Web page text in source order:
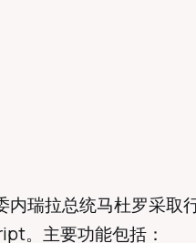
瑞拉总统马杜罗采取
。主要功能包括：